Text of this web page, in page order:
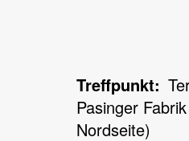
Treffpunkt
Pasinger
Nordseite)